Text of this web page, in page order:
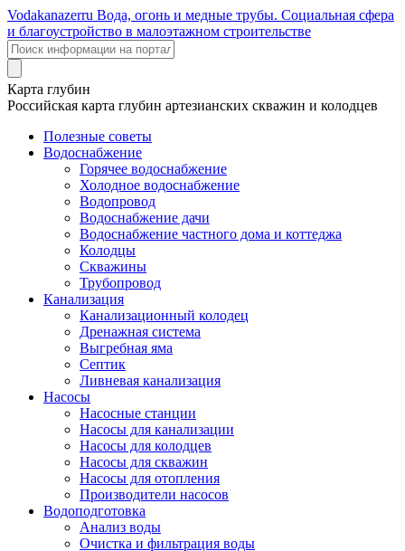
Vodakanazerru Вода, огонь и медные трубы. Социальная сфера
и благоустройство в малоэтажном строительстве
Карта глубин
Российская карта глубин артезианских скважин и колодцев
Полезные советы
Водоснабжение
Горячее водоснабжение
Холодное водоснабжение
Водопровод
Водоснабжение дачи
Водоснабжение частного дома и коттеджа
Колодцы
Скважины
Трубопровод
Канализация
Канализационный колодец
Дренажная система
Выгребная яма
Септик
Ливневая канализация
Насосы
Насосные станции
Насосы для канализации
Насосы для колодцев
Насосы для скважин
Насосы для отопления
Производители насосов
Водоподготовка
Анализ воды
Очистка и фильтрация воды